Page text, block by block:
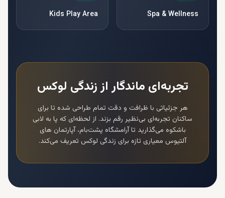
Spa & Wellness
Kids Play Area
تجربه‌ای ماندگار از زندگی لوکس
هر جزئیاتی با ظرافت و دقت تمام طراحی شده تا برای
ساکنان تجربه‌ای بی‌نظیر رقم بزند. از لحظه‌ای که پا به لابی
باشکوه می‌گذارید تا آرامشگاه پشت‌بام، آپارتمان های
آلتیوس معیاری تازه برای زندگی لوکس تعریف می‌کند.